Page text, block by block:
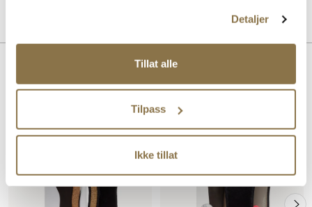
Detaljer
Tillat alle
Tilpass
Ikke tillat